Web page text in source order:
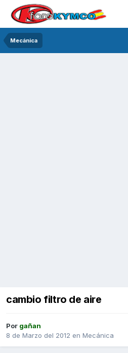
Mecánica
cambio filtro de aire
Por gañan
8 de Marzo del 2012 en Mecánica